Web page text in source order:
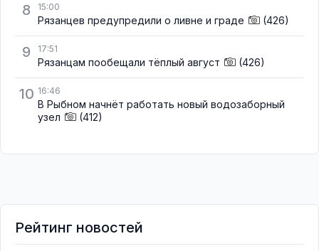
8 15:00
Рязанцев предупредили о ливне и граде (426)
9 17:51
Рязанцам пообещали тёплый август (426)
10 16:46
В Рыбном начнёт работать новый водозаборный
узел
(412)
Рейтинг новостей